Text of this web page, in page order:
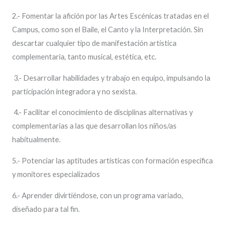
2.- Fomentar la afición por las Artes Escénicas tratadas en el
Campus, como son el Baile, el Canto y la Interpretación. Sin
descartar cualquier tipo de manifestación artística
complementaria, tanto musical, estética, etc.
3.- Desarrollar habilidades y trabajo en equipo, impulsando la
participación integradora y no sexista.
4.- Facilitar el conocimiento de disciplinas alternativas y
complementarias a las que desarrollan los niños/as
habitualmente.
5.- Potenciar las aptitudes artísticas con formación específica
y monitores especializados
6.- Aprender divirtiéndose, con un programa variado,
diseñado para tal fin.